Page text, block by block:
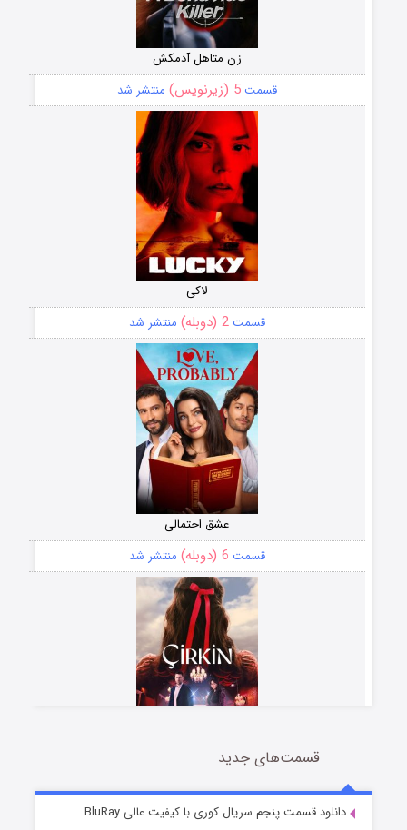
زن متاهل آدمکش
قسمت5 (زیرنویس) منتشر شد
لاکی
قسمت2 (دوبله) منتشر شد
عشق احتمالی
قسمت 6 (دوبله) منتشر شد
سریال زشت
قسمت5 (زیرنویس) منتشر شد
قسمت‌های جدید
دانلود قسمت پنجم سریال کوری با کیفیت عالی BluRay